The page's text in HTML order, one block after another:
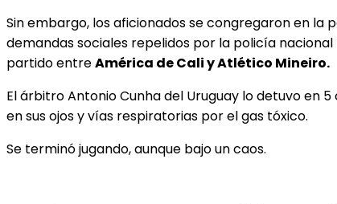
Sin embargo, los aficionados se congregaron en la
demandas sociales repelidos por la policía
partido entreAmérica de Cali y Atlético Mineiro.
El árbitro Antonio Cunha del Uruguay lo detuvo en
en sus ojos y vías respiratorias por el gas tóxico.
Se terminó jugando, aunque bajo un caos.